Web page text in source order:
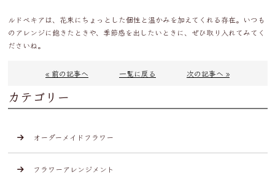
ルドベキアは、花束にちょっとした個性と温かみを加えてくれる存在。いつも
のアレンジに飽きたときや、季節感を出したいときに、ぜひ取り入れてみてく
ださいね。
« 前の記事へ 一覧に戻る 次の記事へ »
カテゴリー
オーダーメイドフラワー
フラワーアレンジメント